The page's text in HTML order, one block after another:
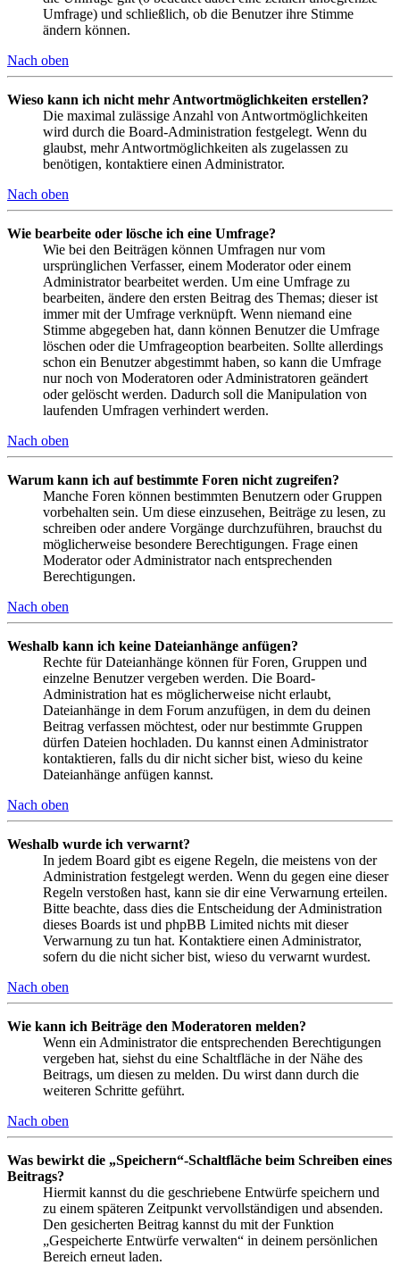
Umfrage) und schließlich, ob die Benutzer ihre Stimme
ändern können.
Nach oben
Wieso kann ich nicht mehr Antwortmöglichkeiten erstellen?
Die maximal zulässige Anzahl von Antwortmöglichkeiten
wird durch die Board-Administration festgelegt. Wenn du
glaubst, mehr Antwortmöglichkeiten als zugelassen zu
benötigen, kontaktiere einen Administrator.
Nach oben
Wie bearbeite oder lösche ich eine Umfrage?
Wie bei den Beiträgen können Umfragen nur vom
ursprünglichen Verfasser, einem Moderator oder einem
Administrator bearbeitet werden. Um eine Umfrage zu
bearbeiten, ändere den ersten Beitrag des Themas; dieser ist
immer mit der Umfrage verknüpft. Wenn niemand eine
Stimme abgegeben hat, dann können Benutzer die Umfrage
löschen oder die Umfrageoption bearbeiten. Sollte allerdings
schon ein Benutzer abgestimmt haben, so kann die Umfrage
nur noch von Moderatoren oder Administratoren geändert
oder gelöscht werden. Dadurch soll die Manipulation von
laufenden Umfragen verhindert werden.
Nach oben
Warum kann ich auf bestimmte Foren nicht zugreifen?
Manche Foren können bestimmten Benutzern oder Gruppen
vorbehalten sein. Um diese einzusehen, Beiträge zu lesen, zu
schreiben oder andere Vorgänge durchzuführen, brauchst du
möglicherweise besondere Berechtigungen. Frage einen
Moderator oder Administrator nach entsprechenden
Berechtigungen.
Nach oben
Weshalb kann ich keine Dateianhänge anfügen?
Rechte für Dateianhänge können für Foren, Gruppen und
einzelne Benutzer vergeben werden. Die Board-
Administration hat es möglicherweise nicht erlaubt,
Dateianhänge in dem Forum anzufügen, in dem du deinen
Beitrag verfassen möchtest, oder nur bestimmte Gruppen
dürfen Dateien hochladen. Du kannst einen Administrator
kontaktieren, falls du dir nicht sicher bist, wieso du keine
Dateianhänge anfügen kannst.
Nach oben
Weshalb wurde ich verwarnt?
In jedem Board gibt es eigene Regeln, die meistens von der
Administration festgelegt werden. Wenn du gegen eine dieser
Regeln verstoßen hast, kann sie dir eine Verwarnung erteilen.
Bitte beachte, dass dies die Entscheidung der Administration
dieses Boards ist und phpBB Limited nichts mit dieser
Verwarnung zu tun hat. Kontaktiere einen Administrator,
sofern du die nicht sicher bist, wieso du verwarnt wurdest.
Nach oben
Wie kann ich Beiträge den Moderatoren melden?
Wenn ein Administrator die entsprechenden Berechtigungen
vergeben hat, siehst du eine Schaltfläche in der Nähe des
Beitrags, um diesen zu melden. Du wirst dann durch die
weiteren Schritte geführt.
Nach oben
Was bewirkt die „Speichern“-Schaltfläche beim Schreiben eines
Beitrags?
Hiermit kannst du die geschriebene Entwürfe speichern und
zu einem späteren Zeitpunkt vervollständigen und absenden.
Den gesicherten Beitrag kannst du mit der Funktion
„Gespeicherte Entwürfe verwalten“ in deinem persönlichen
Bereich erneut laden.